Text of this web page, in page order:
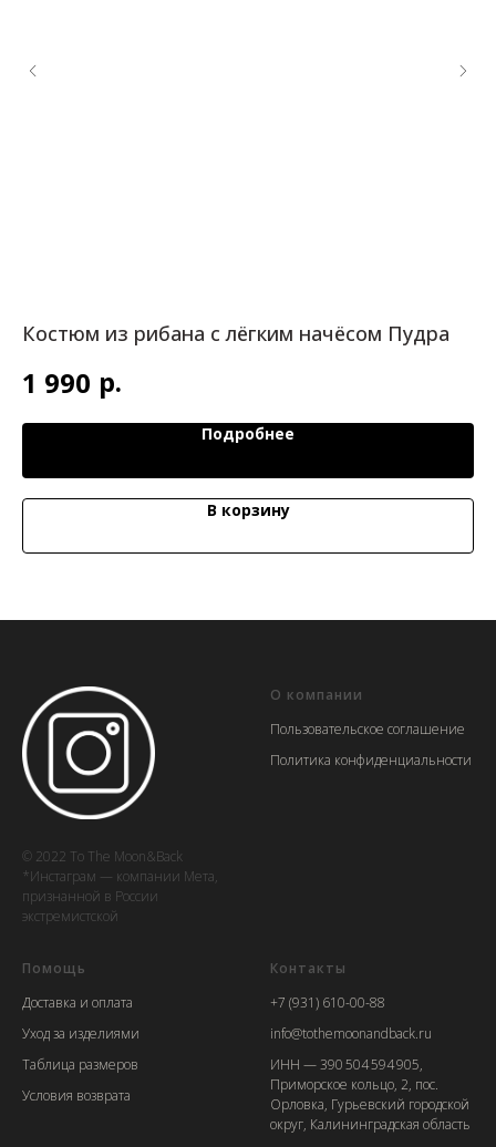
Костюм из рибана с лёгким начёсом Пудра
1 990 р.
Подробнее
В корзину
© 2022 To The Moon&Back
*Инстаграм — компании Мета,
признанной в России
экстремистской
О компании
Пользовательское соглашение
Политика конфиденциальности
Помощь
Доставка и оплата
Уход за изделиями
Таблица размеров
Условия возврата
Контакты
+7 (931) 610-00-88
info@tothemoonandback.ru
ИНН — 390 504 594 905,
Приморское кольцо, 2, пос.
Орловка, Гурьевский городской
округ, Калининградская область